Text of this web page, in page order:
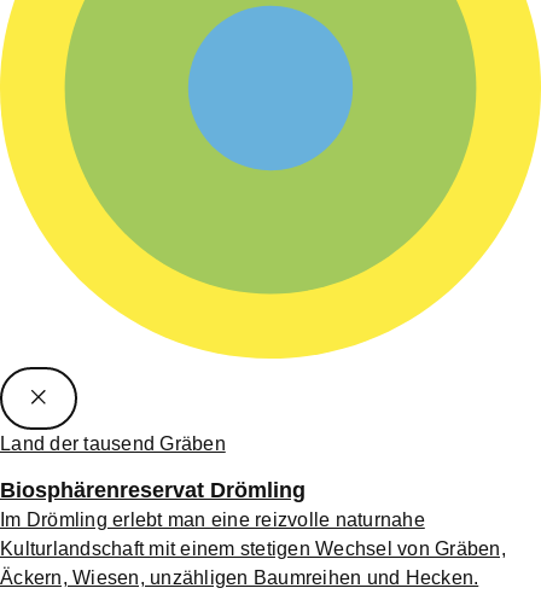
Land der tausend Gräben
Biosphärenreservat Drömling
Im Drömling erlebt man eine reizvolle naturnahe
Kulturlandschaft mit einem stetigen Wechsel von Gräben,
Äckern, Wiesen, unzähligen Baumreihen und Hecken.